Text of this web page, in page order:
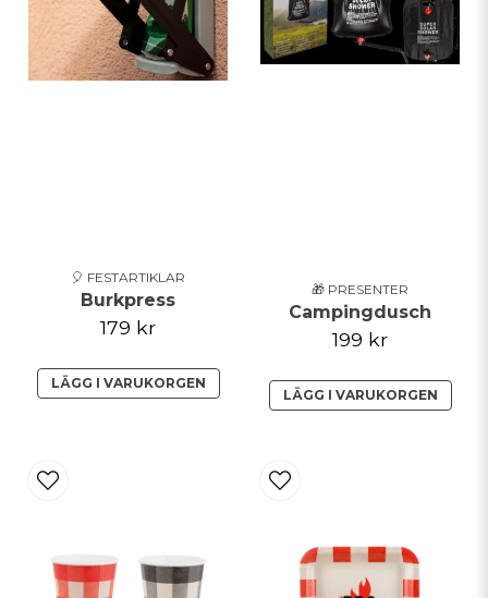
🎈 FESTARTIKLAR
Burkpress
179 kr
LÄGG I VARUKORGEN
🎁 PRESENTER
Campingdusch
199 kr
LÄGG I VARUKORGEN
Skicka fråga